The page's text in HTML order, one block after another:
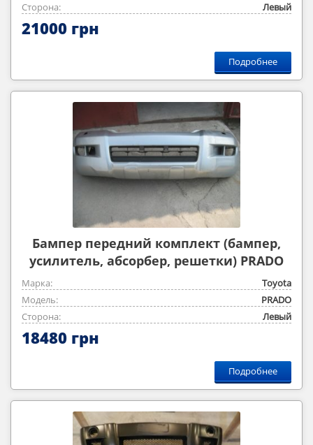
Сторона:
Левый
21000 грн
Подробнее
Бампер передний комплект (бампер,
усилитель, абсорбер, решетки) PRADO
Марка:
Toyota
Модель:
PRADO
Сторона:
Левый
18480 грн
Подробнее